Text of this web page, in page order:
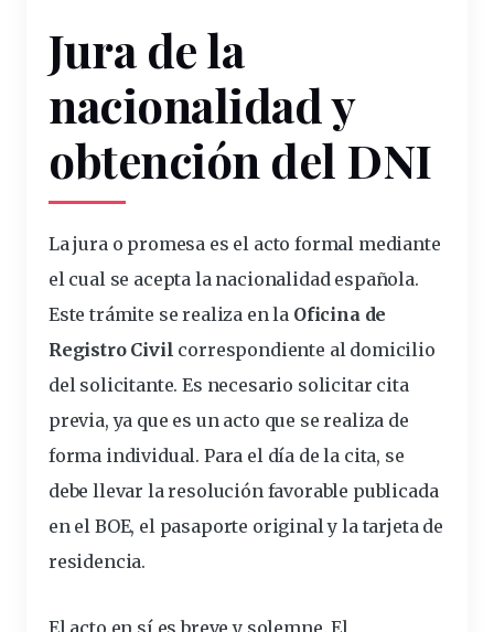
Jura de la
nacionalidad y
obtención del DNI
La jura o promesa es el acto formal mediante
el cual se acepta la nacionalidad española.
Este trámite se realiza en la Oficina de
Registro Civil correspondiente al domicilio
del solicitante. Es necesario solicitar cita
previa, ya que es un acto que se realiza de
forma individual. Para el día de la cita, se
debe llevar la resolución favorable publicada
en el BOE, el pasaporte original y la tarjeta de
residencia.
El acto en sí es breve y solemne. El